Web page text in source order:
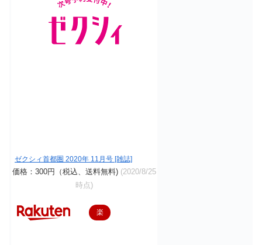
ゼクシィ首都圏 2020年 11月号 [雑誌]
価格：300円（税込、送料無料) (2020/8/25
時点)
楽